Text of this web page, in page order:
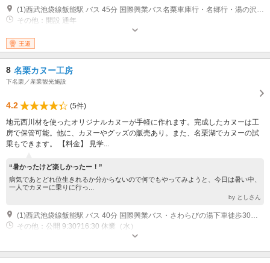
その他：開設 通年
王道
8 名栗カヌー工房
下名栗／産業観光施設
4.2
(5件)
地元西川材を使ったオリジナルカヌーが手軽に作れます。完成したカヌーは工
房で保管可能。他に、カヌーやグッズの販売あり。また、名栗湖でカヌーの試
乗もできます。 【料金】 見学...
“暑かったけど楽しかったー！”
病気であとどれ位生きれるか分からないので何でもやってみようと、今日は暑い中、
一人でカヌーに乗りに行っ...
by としさん
(1)西武池袋線飯能駅 バス 40分 国際興業バス・さわらびの湯下車徒歩30分 さわらびの湯 徒歩 30分
その他：公開 9:30?16:30 休業（水）